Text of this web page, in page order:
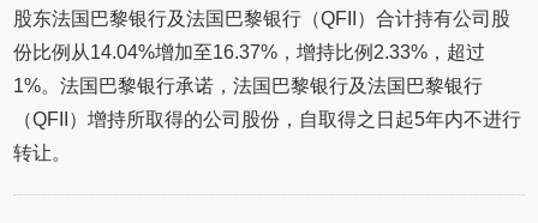
股东法国巴黎银行及法国巴黎银行（QFII）合计持有公司股
份比例从14.04%增加至16.37%，增持比例2.33%，超过
1%。法国巴黎银行承诺，法国巴黎银行及法国巴黎银行
（QFII）增持所取得的公司股份，自取得之日起5年内不进行
转让。